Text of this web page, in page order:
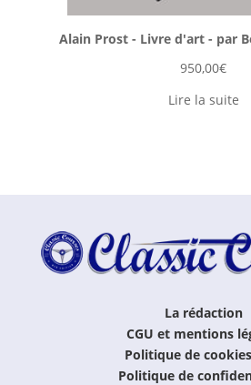
Alain Prost - Livre d'art - par
950,00€
Lire la suite
La rédaction
CGU et mentions
Politique de
Politique de